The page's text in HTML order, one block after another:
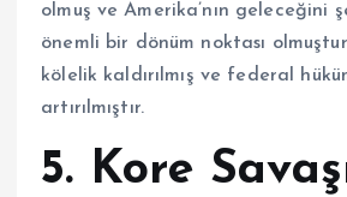
olmuş ve Amerika’nın geleceğini
önemli bir dönüm noktası
kölelik kaldırılmış ve federal
artırılmıştır.
5. Kore